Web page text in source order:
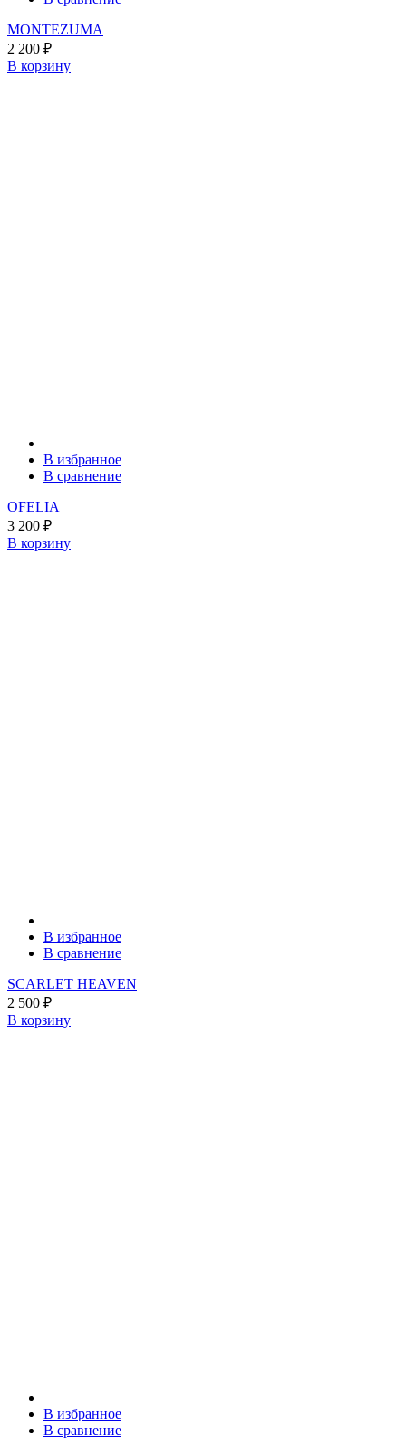
MONTEZUMA
2 200 ₽
В корзину
В избранное
В сравнение
OFELIA
3 200 ₽
В корзину
В избранное
В сравнение
SCARLET HEAVEN
2 500 ₽
В корзину
В избранное
В сравнение